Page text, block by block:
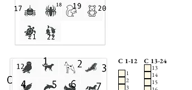
C 13-24
13
14
15
C 1-12
1
2
3